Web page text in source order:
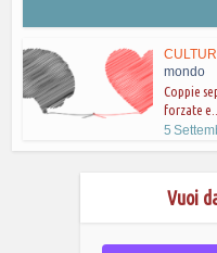
mondo
Coppie
forzate e...
5
Vuoi